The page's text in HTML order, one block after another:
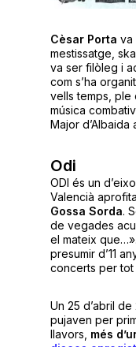
Cèsar Porta va
mestissatge,
va ser filòleg i
com s’ha
vells temps, ple
música
Major d’Albaida
Odi
ODI és un
Valencià
Gossa Sorda.
de vegades
el mateix
presumir d’11
concerts per tot
Un 25 d’abril de
pujaven per
llavors, més